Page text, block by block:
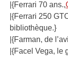
|{Ferrari 70 ans.,
|{Ferrari 250
bibliothèque.}
|{Farman, de
|{Facel Vega, le